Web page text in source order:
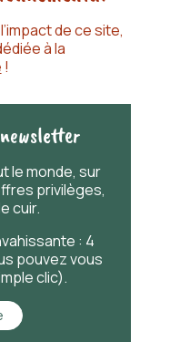
de
l’accès à
de ce site,
à la
!
le monde, sur
privilèges,
cuir.
: 4
pouvez vous
clic).